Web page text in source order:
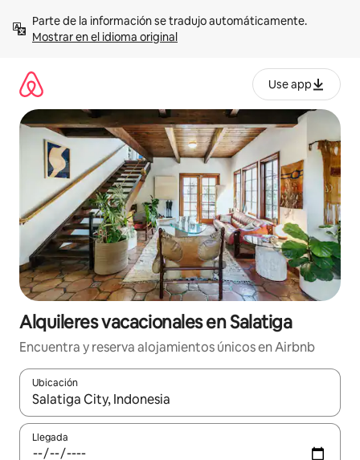
contenidoMostrar en el idioma original
Use app
Alquileres vacacionales en Salatiga
Encuentra y reserva alojamientos únicos en Airbnb
Ubicación
Cuando los resultados estén disponibles, navega con las
Llegada